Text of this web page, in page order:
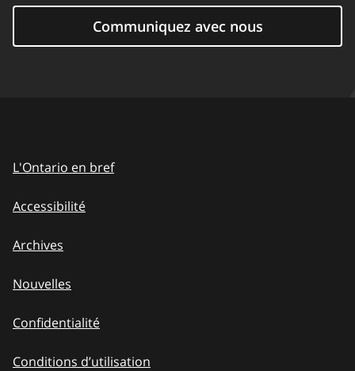
Communiquez avec nous
L'Ontario en bref
Accessibilité
Archives
Nouvelles
Confidentialité
Conditions d’utilisation